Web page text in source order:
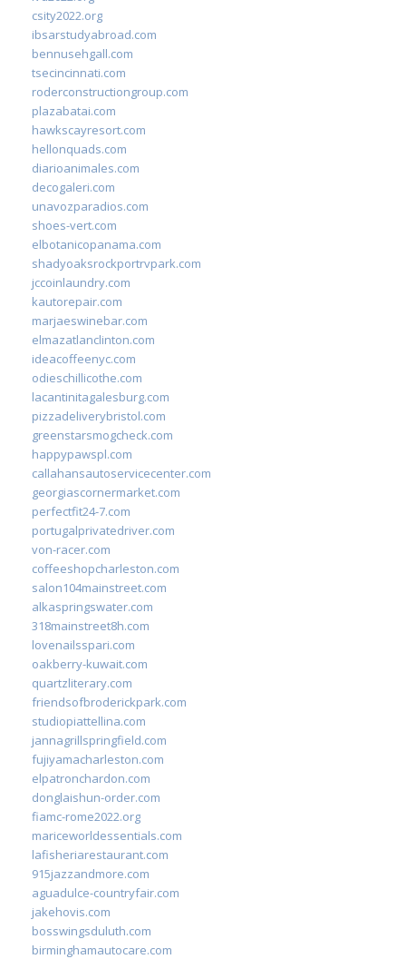
csity2022.org
ibsarstudyabroad.com
bennusehgall.com
tsecincinnati.com
roderconstructiongroup.com
plazabatai.com
hawkscayresort.com
hellonquads.com
diarioanimales.com
decogaleri.com
unavozparadios.com
shoes-vert.com
elbotanicopanama.com
shadyoaksrockportrvpark.com
jccoinlaundry.com
kautorepair.com
marjaeswinebar.com
elmazatlanclinton.com
ideacoffeenyc.com
odieschillicothe.com
lacantinitagalesburg.com
pizzadeliverybristol.com
greenstarsmogcheck.com
happypawspl.com
callahansautoservicecenter.com
georgiascornermarket.com
perfectfit24-7.com
portugalprivatedriver.com
von-racer.com
coffeeshopcharleston.com
salon104mainstreet.com
alkaspringswater.com
318mainstreet8h.com
lovenailsspari.com
oakberry-kuwait.com
quartzliterary.com
friendsofbroderickpark.com
studiopiattellina.com
jannagrillspringfield.com
fujiyamacharleston.com
elpatronchardon.com
donglaishun-order.com
fiamc-rome2022.org
mariceworldessentials.com
lafisheriarestaurant.com
915jazzandmore.com
aguadulce-countryfair.com
jakehovis.com
bosswingsduluth.com
birminghamautocare.com